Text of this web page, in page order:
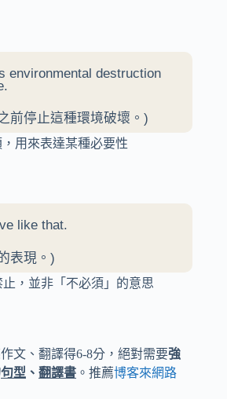
environmental destruction
前停止這種環境破壞。)
用來表達某種必要性
like that.
表現。)
止，並非「不必須」的意思
文、翻譯得6-8分，絕對需要強
句型 、 翻譯書 。推薦博客來網路